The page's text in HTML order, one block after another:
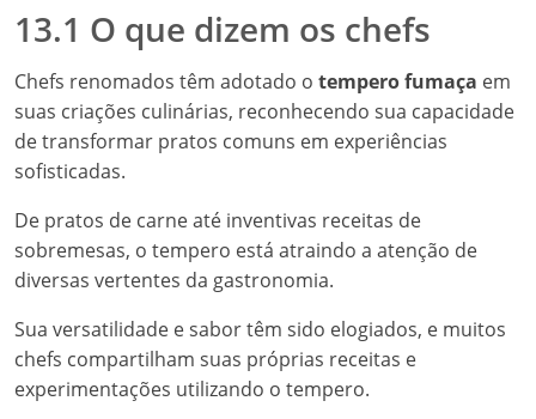
13.1 O que dizem os chefs
Chefs renomados têm adotado o tempero fumaça em
suas criações culinárias, reconhecendo sua capacidade
de transformar pratos comuns em experiências
sofisticadas.
De pratos de carne até inventivas receitas de
sobremesas, o tempero está atraindo a atenção de
diversas vertentes da gastronomia.
Sua versatilidade e sabor têm sido elogiados, e muitos
chefs compartilham suas próprias receitas e
experimentações utilizando o tempero.